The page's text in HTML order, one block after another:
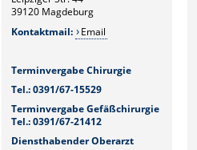
39120 Magdeburg
Kontaktmail:
Email
Terminvergabe Chirurgie
Tel.: 0391/67-15529
Terminvergabe Gefäßchirurgie
Tel.: 0391/67-21412
Diensthabender Oberarzt